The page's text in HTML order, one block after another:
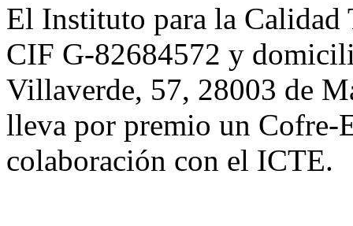
El Instituto para la
CIF G-82684572 y
Villaverde, 57, 28003 de
lleva por premio un Cofre-
colaboración con el ICTE.